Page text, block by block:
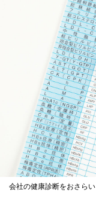
会社の健康診断をおさらい